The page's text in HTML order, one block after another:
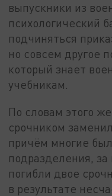
выпускники из
психологический
подчиняться
но совсем другое
который знает
учебникам.
По словам этого
срочником
причём многие
подразделения,
погибли двое
в результате